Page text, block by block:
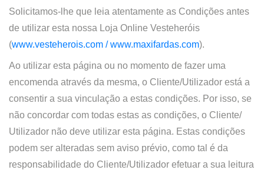
Solicitamos-lhe que leia atentamente as Condições antes
de utilizar esta nossa Loja Online Vesteheróis
(www.vesteherois.com /www.maxifardas.com).
Ao utilizar esta página ou no momento de fazer uma
encomenda através da mesma, o Cliente/Utilizador está a
consentir a sua vinculação a estas condições. Por isso, se
não concordar com todas estas as condições, o Cliente/
Utilizador não deve utilizar esta página. Estas condições
podem ser alteradas sem aviso prévio, como tal é da
responsabilidade do Cliente/Utilizador efetuar a sua leitura